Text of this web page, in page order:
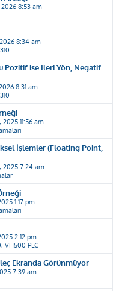
2026 8:53 am
8:34 am
Pozitif ise İleri Yön, Negatif
8:31 am
2025 11:56 am
İşlemler (Floating Point,
2025 7:24 am
1:17 pm
2:12 pm
VH500 PLC
Ekranda Görünmüyor
7:39 am